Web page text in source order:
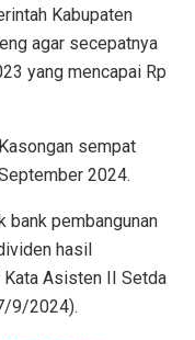
Kabupaten
agar secepatnya
yang mencapai Rp
sempat
2024.
bank pembangunan
hasil
Kata Asisten II Setda
9/2024).